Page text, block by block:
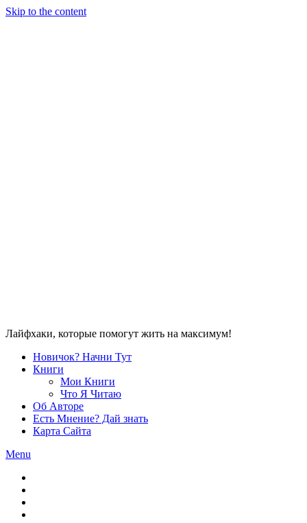
Skip to the content
Лайфхаки, которые помогут жить на максимум!
Новичок? Начни Тут
Книги
Мои Книги
Что Я Читаю
Об Авторе
Есть Мнение? Дай знать
Карта Сайта
Menu